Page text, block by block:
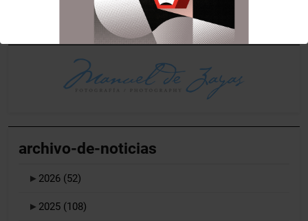
archivo-de-noticias
► 2026 (52)
► 2025 (108)